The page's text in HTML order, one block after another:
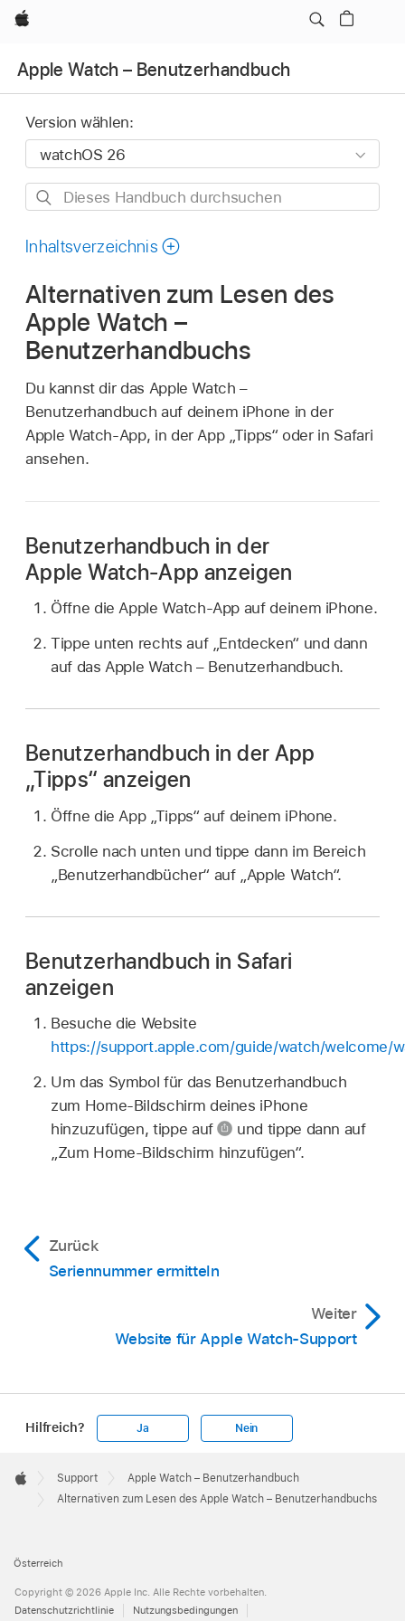
Apple
Apple Watch – Benutzerhandbuch
Version wählen:
Dieses
durchsuchen
Inhaltsverzeichnis
Alternativen zum Lesen des
Apple Watch –
Benutzerhandbuchs
Du kannst dir das Apple Watch –
Benutzerhandbuch auf deinem iPhone in der
Apple Watch-App, in der App „Tipps“ oder in Safari
ansehen.
Benutzerhandbuch in der
Apple Watch-App anzeigen
Öffne die Apple Watch-App auf deinem iPhone.
Tippe unten rechts auf „Entdecken“ und dann
auf das Apple Watch – Benutzerhandbuch.
Benutzerhandbuch in der App
„Tipps“ anzeigen
Öffne die App „Tipps“ auf deinem iPhone.
Scrolle nach unten und tippe dann im Bereich
„Benutzerhandbücher“ auf „Apple Watch“.
Benutzerhandbuch in Safari
anzeigen
Besuche die Website
https://support.apple.com/guide/watch/welcome/
Um das Symbol für das Benutzerhandbuch
zum Home-Bildschirm deines iPhone
hinzuzufügen, tippe auf
und tippe dann auf
„Zum Home-Bildschirm hinzufügen“.
Zurück
Seriennummer ermitteln
Weiter
Website für Apple Watch-Support
Hilfreich? Ja Nein
Footer

Apple
Support
Apple Watch – Benutzerhandbuch
Alternativen zum Lesen des Apple Watch – Benutzerhandbuchs
Österreich
Copyright © 2026 Apple Inc. Alle Rechte vorbehalten.
Datenschutzrichtlinie
Nutzungsbedingungen